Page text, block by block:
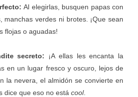
Al elegirlas, busquen papas con
manchas verdes ni brotes. ¡Que sean
flojas o aguadas!
secreto: ¡A ellas les encanta la
en un lugar fresco y oscuro, lejos de
la nevera, el almidón se convierte en
dice que eso no está cool.